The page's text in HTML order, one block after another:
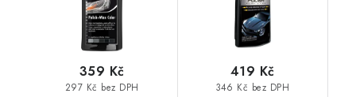
297 Kč bez DPH
359 Kč
346 Kč bez DPH
419 Kč